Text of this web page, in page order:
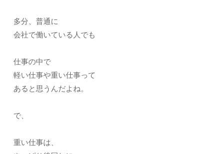
多分、普通に
会社で働いている人でも
仕事の中で
軽い仕事や重い仕事って
あると思うんだよね。
で、
重い仕事は、